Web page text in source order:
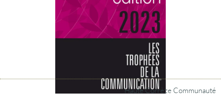
Haute Corrèze Communauté